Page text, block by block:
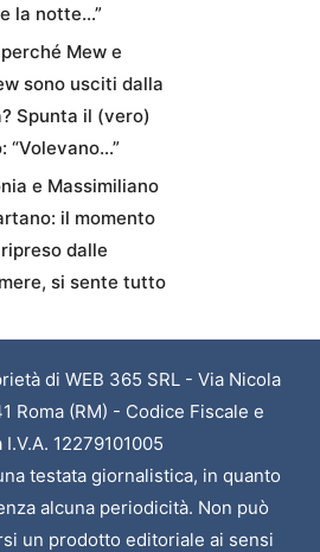
la notte…”
Mew e
sono usciti dalla
Spunta il (vero)
“Volevano…”
e Massimiliano
il momento
dalle
si sente tutto
di WEB 365 SRL - Via Nicola
Roma (RM) - Codice Fiscale e
12279101005
testata giornalistica, in quanto
alcuna periodicità. Non può
un prodotto editoriale ai sensi